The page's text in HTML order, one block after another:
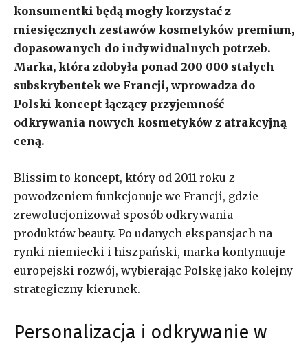
konsumentki będą mogły korzystać z
miesięcznych zestawów kosmetyków premium,
dopasowanych do indywidualnych potrzeb.
Marka, która zdobyła ponad 200 000 stałych
subskrybentek we Francji, wprowadza do
Polski koncept łączący przyjemność
odkrywania nowych kosmetyków z atrakcyjną
ceną.
Blissim to koncept, który od 2011 roku z
powodzeniem funkcjonuje we Francji, gdzie
zrewolucjonizował sposób odkrywania
produktów beauty. Po udanych ekspansjach na
rynki niemiecki i hiszpański, marka kontynuuje
europejski rozwój, wybierając Polskę jako kolejny
strategiczny kierunek.
Personalizacja i odkrywanie w